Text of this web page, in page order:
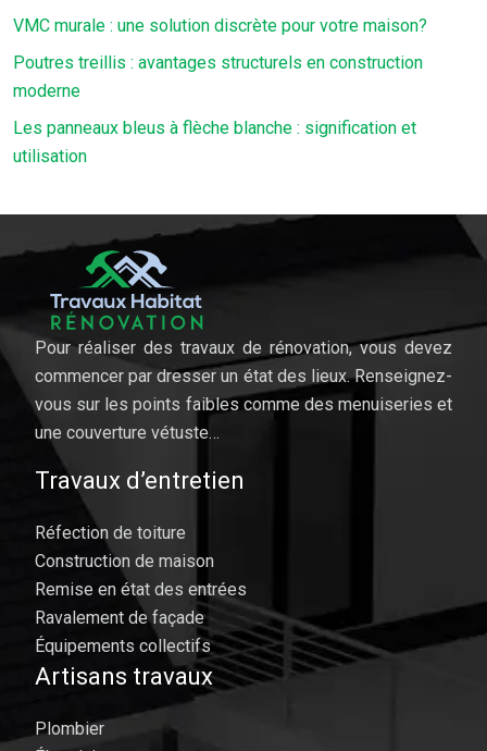
VMC murale : une solution discrète pour votre maison?
Poutres treillis : avantages structurels en construction
moderne
Les panneaux bleus à flèche blanche : signification et
utilisation
Pour réaliser des travaux de rénovation, vous devez
commencer par dresser un état des lieux. Renseignez-
vous sur les points faibles comme des menuiseries et
une couverture vétuste…
Travaux d’entretien
Réfection de toiture
Construction de maison
Remise en état des entrées
Ravalement de façade
Équipements collectifs
Artisans travaux
Plombier